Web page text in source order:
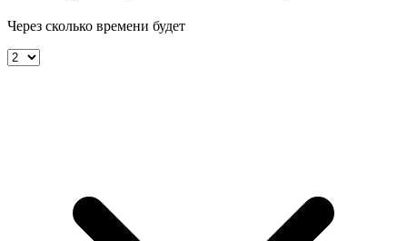
Через сколько времени будет